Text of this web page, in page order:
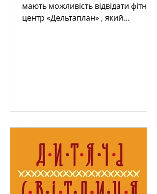
мають можливість відвідати фітнес-
центр «Дельтаплан» , який